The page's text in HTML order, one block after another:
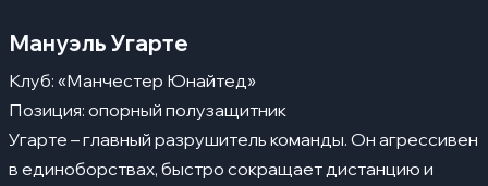
Мануэль Угарте
Клуб: «Манчестер Юнайтед»
Позиция: опорный полузащитник
Угарте – главный разрушитель команды. Он агрессивен
в единоборствах, быстро сокращает дистанцию и